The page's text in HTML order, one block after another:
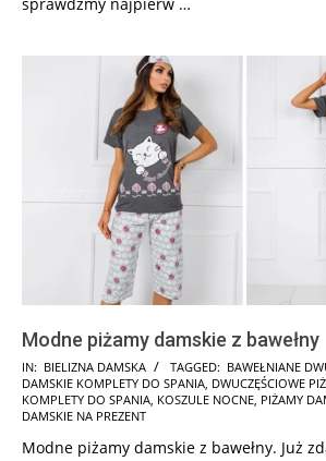
Modne piżamy damskie z bawełny
2024-
09-
20
IN: BIELIZNA DAMSKA TAGGED: BAWEŁNIANE
DAMSKIE KOMPLETY DO SPANIA, DWUCZĘŚCIOWE
KOMPLETY DO SPANIA, KOSZULE NOCNE, PIŻAMY
DAMSKIE NA PREZENT
Modne piżamy damskie z bawełny. Już